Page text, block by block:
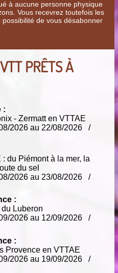
à aucune personne physique
Vous recevrez toutefois les
de vous désabonner
PRÊTS À
:
- Zermatt en VTTAE
2026 au 22/08/2026 /
: du Piémont à la mer, la
du sel
2026 au 23/08/2026 /
:
du Luberon
2026 au 12/09/2026 /
:
Provence en VTTAE
2026 au 19/09/2026 /